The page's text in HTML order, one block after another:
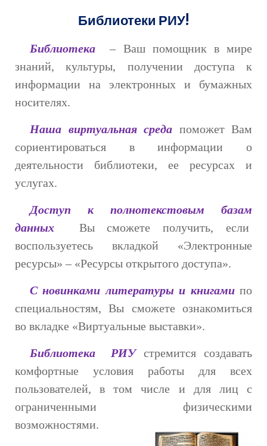
Библиотеки РИУ!
Библиотека – Ваш помощник в мире
знаний, культуры, получении доступа к
информации на электронных и бумажных
носителях.
Наша виртуальная среда поможет Вам
сориентироваться в информации о
деятельности библиотеки, ее ресурсах и
услугах.
Доступ к полнотекстовым базам
данных Вы сможете получить, если
воспользуетесь вкладкой «Электронные
ресурсы» – «Ресурсы открытого доступа».
С новинками литературы и книгамипо
специальностям, Вы сможете ознакомиться
во вкладке «Виртуальные выставки».
Библиотека РИУстремится создавать
комфортные условия работы для всех
пользователей, в том числе и для лиц с
ограниченными физическими
возможностями.